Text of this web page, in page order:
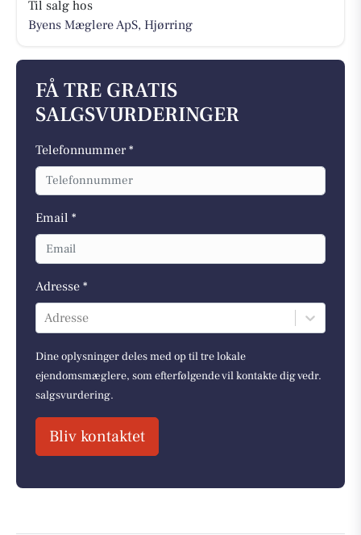
Til salg hos
Byens Mæglere ApS, Hjørring
FÅ TRE GRATIS
SALGSVURDERINGER
Telefonnummer *
Email *
Adresse *
Adresse
Dine oplysninger deles med op til tre lokale
ejendomsmæglere, som efterfølgende vil kontakte dig vedr.
salgsvurdering.
Bliv kontaktet